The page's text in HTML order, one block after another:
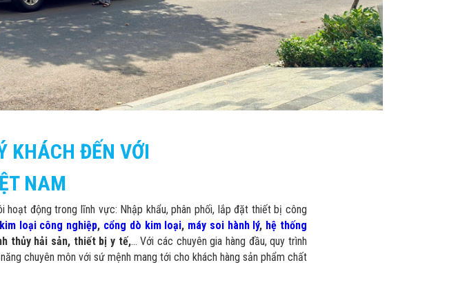
KHÁCH ĐẾN VỚI
NAM
hoạt động trong lĩnh vực: Nhập khẩu, phân phối, lắp đặt thiết bị công
loại công nghiệp, cổng dò kim loại, máy soi hành lý, hệ thống
thủy hải sản, thiết bị y tế,… Với các chuyên gia hàng đầu, quy trình
chuyên môn với sứ mệnh mang tới cho khách hàng sản phẩm chất